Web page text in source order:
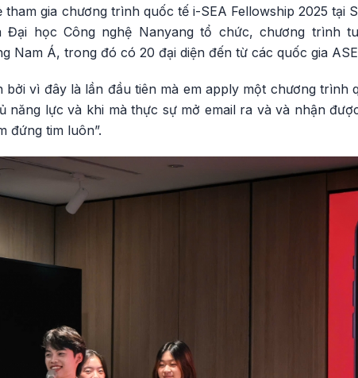
gia chương trình quốc tế i-SEA Fellowship 2025 tại
Đại học Công nghệ Nanyang tổ chức, chương trình
Nam Á, trong đó có 20 đại diện đến từ các quốc gia
bởi vì đây là lần đầu tiên mà em apply một chương trình
năng lực và khi mà thực sự mở email ra và và nhận
đứng tim luôn”.